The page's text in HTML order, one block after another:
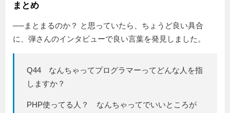
まとめ
──まとまるのか？ と思っていたら、ちょうど良い具合
に、弾さんのインタビューで良い言葉を発見しました。
Q44 なんちゃってプログラマーってどんな人を指
しますか？
PHP使ってる人？ なんちゃってでいいところが